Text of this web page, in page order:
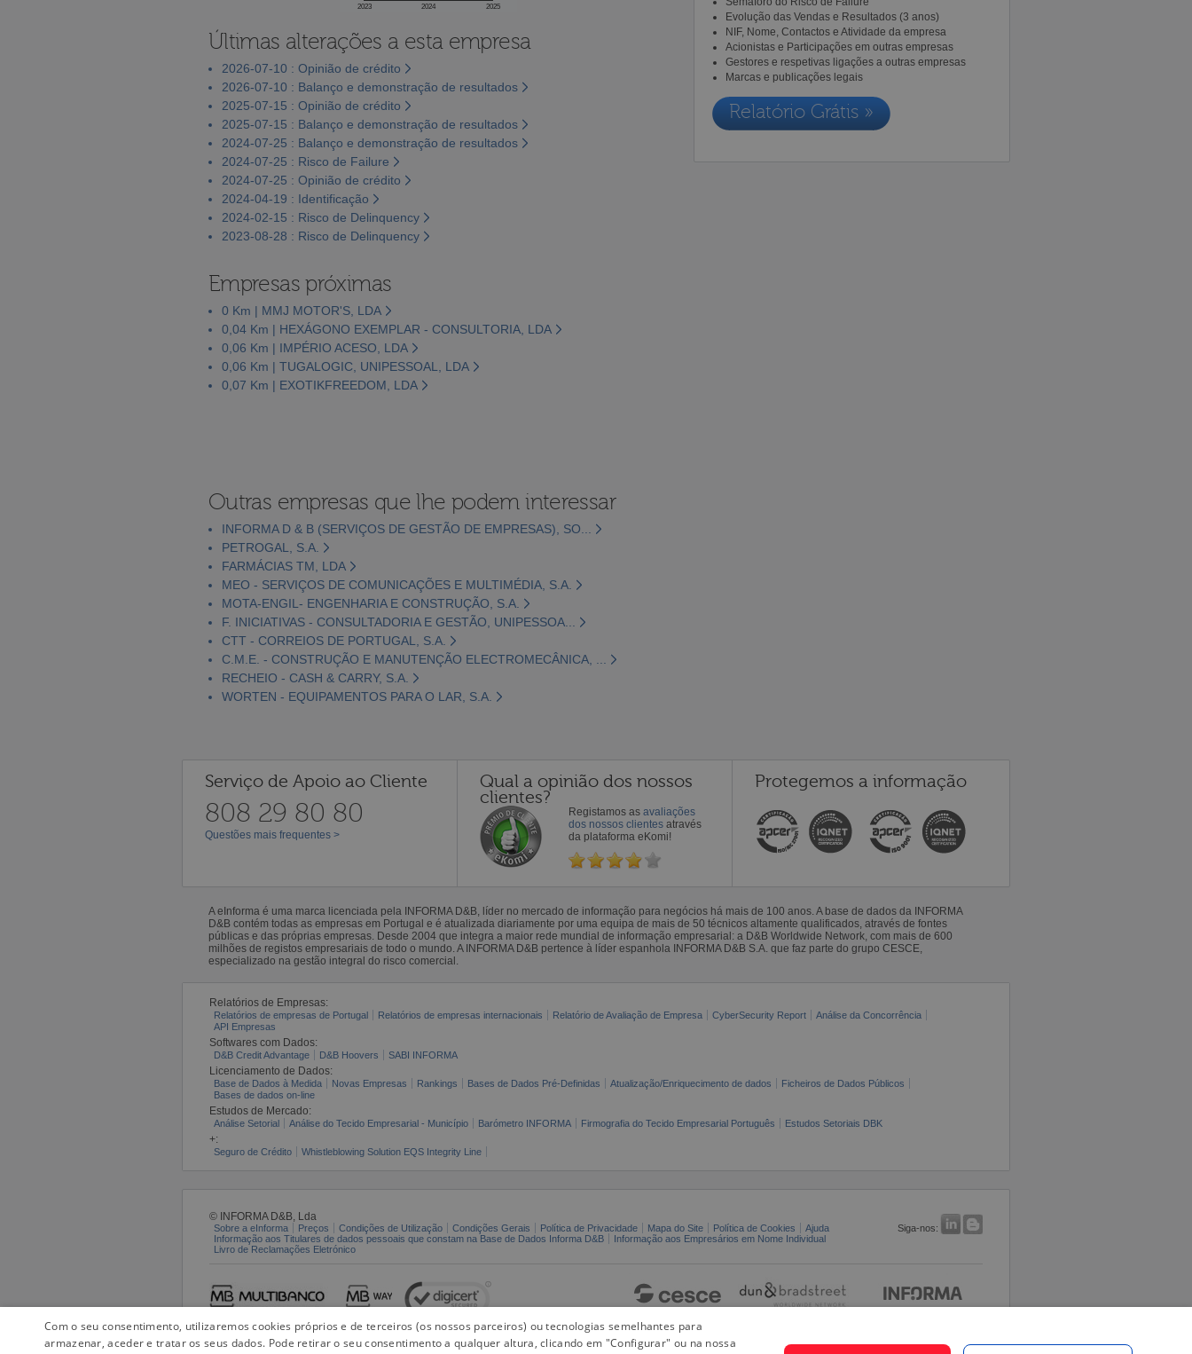
2023 2024 2025
Últimas alterações a esta empresa
2026-07-10 : Opinião de crédito
2026-07-10 : Balanço e demonstração de resultados
2025-07-15 : Opinião de crédito
2025-07-15 : Balanço e demonstração de resultados
2024-07-25 : Balanço e demonstração de resultados
2024-07-25 : Risco de Failure
2024-07-25 : Opinião de crédito
2024-04-19 : Identificação
2024-02-15 : Risco de Delinquency
2023-08-28 : Risco de Delinquency
Empresas próximas
0 Km | MMJ MOTOR'S, LDA
0,04 Km | HEXÁGONO EXEMPLAR - CONSULTORIA, LDA
0,06 Km | IMPÉRIO ACESO, LDA
0,06 Km | TUGALOGIC, UNIPESSOAL, LDA
0,07 Km | EXOTIKFREEDOM, LDA
Evolução das Vendas e Resultados (3 anos)
NIF, Nome, Contactos e Atividade da empresa
Acionistas e Participações em outras empresas
Gestores e respetivas ligações a outras empresas
Marcas e publicações legais
Relatório Grátis »
Outras empresas que lhe podem interessar
INFORMA D & B (SERVIÇOS DE GESTÃO DE EMPRESAS), SO...
PETROGAL, S.A.
FARMÁCIAS TM, LDA
MEO - SERVIÇOS DE COMUNICAÇÕES E MULTIMÉDIA, S.A.
MOTA-ENGIL- ENGENHARIA E CONSTRUÇÃO, S.A.
F. INICIATIVAS - CONSULTADORIA E GESTÃO, UNIPESSOA...
CTT - CORREIOS DE PORTUGAL, S.A.
C.M.E. - CONSTRUÇÃO E MANUTENÇÃO ELECTROMECÂNICA, ...
RECHEIO - CASH & CARRY, S.A.
WORTEN - EQUIPAMENTOS PARA O LAR, S.A.
Serviço de Apoio ao Cliente
808 29 80 80
Questões mais frequentes >
Qual a opinião dos nossos
clientes?
Registamos as avaliações
dos nossos clientes através
da plataforma eKomi!
Protegemos a informação
A eInforma é uma marca licenciada pela INFORMA D&B, líder no mercado de informação para negócios há mais de 100 anos. A base de dados da INFORMA
D&B contém todas as empresas em Portugal e é atualizada diariamente por uma equipa de mais de 50 técnicos altamente qualificados, através de fontes
públicas e das próprias empresas. Desde 2004 que integra a maior rede mundial de informação empresarial: a D&B Worldwide Network, com mais de 600
milhões de registos empresariais de todo o mundo. A INFORMA D&B pertence à líder espanhola INFORMA D&B S.A. que faz parte do grupo CESCE,
especializado na gestão integral do risco comercial.
Relatórios de Empresas:
Relatórios de empresas de Portugal Relatórios de empresas internacionais Relatório de Avaliação de Empresa CyberSecurity Report
Análise da Concorrência
API Empresas
Softwares com Dados:
D&B Credit Advantage D&B Hoovers SABI INFORMA
Licenciamento de Dados:
Base de Dados à Medida Novas Empresas Rankings Bases de Dados Pré-Definidas Atualização/Enriquecimento de dados
Ficheiros de Dados Públicos
Bases de dados on-line
Estudos de Mercado:
Análise Setorial Análise do Tecido Empresarial - Município Barómetro INFORMA Firmografia do Tecido Empresarial Português Estudos Setoriais DBK
+:
Seguro de Crédito Whistleblowing Solution EQS Integrity Line
© INFORMA D&B, Lda
Sobre a eInforma Preços Condições de Utilização Condições Gerais Política de Privacidade Mapa do Site Política de Cookies Ajuda
Siga-nos:
Informação aos Titulares de dados pessoais que constam na Base de Dados Informa D&B
Informação aos Empresários em Nome Individual
Livro de Reclamações Eletrónico
Com o seu consentimento, utilizaremos cookies próprios e de terceiros (os nossos parceiros) ou tecnologias semelhantes para
armazenar, aceder e tratar os seus dados. Pode retirar o seu consentimento a qualquer altura, clicando em "Configurar" ou na nossa